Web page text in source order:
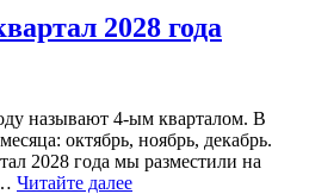
2028 года
называют 4-ым кварталом. В
октябрь, ноябрь, декабрь.
2028 года мы разместили на
Читайте далее